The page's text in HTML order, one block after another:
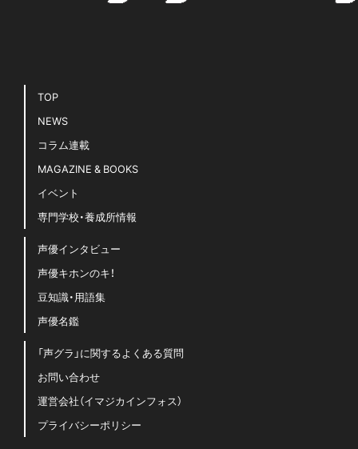
TOP
NEWS
コラム連載
MAGAZINE & BOOKS
イベント
専門学校・養成所情報
声優インタビュー
声優キホンのキ！
豆知識・用語集
声優名鑑
「声グラ」に関するよくある質問
お問い合わせ
運営会社（イマジカインフォス）
プライバシーポリシー